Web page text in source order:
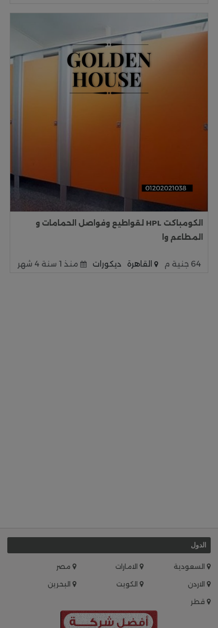
الكومباكت HPL لقواطيع وفواصل الحمامات و
المطاعم وا
64 جنية م القاهرة ديكورات منذ 1 سنة 4 شهر
الدول
السعودية الامارات
مصر
الاردن
الكويت
البحرين
قطر